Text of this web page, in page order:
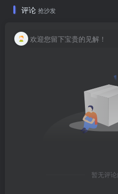
评论 抢沙发
欢迎您留下宝贵的见解！
暂无评